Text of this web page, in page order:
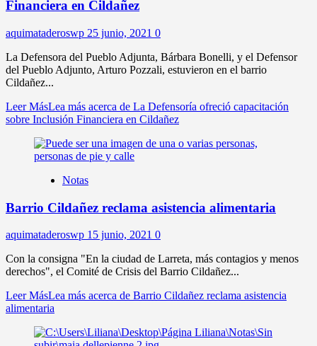
Financiera en Cildañez
aquimataderoswp 25 junio, 2021 0
La Defensora del Pueblo Adjunta, Bárbara Bonelli, y el Defensor
del Pueblo Adjunto, Arturo Pozzali, estuvieron en el barrio
Cildañez...
Leer MásLea más acerca de La Defensoría ofreció capacitación
sobre Inclusión Financiera en Cildañez
Notas
Barrio Cildañez reclama asistencia alimentaria
aquimataderoswp 15 junio, 2021 0
Con la consigna "En la ciudad de Larreta, más contagios y menos
derechos", el Comité de Crisis del Barrio Cildañez...
Leer MásLea más acerca de Barrio Cildañez reclama asistencia
alimentaria